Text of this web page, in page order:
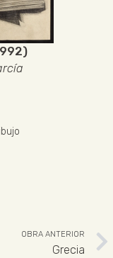
OBRA ANTERIOR
Grecia